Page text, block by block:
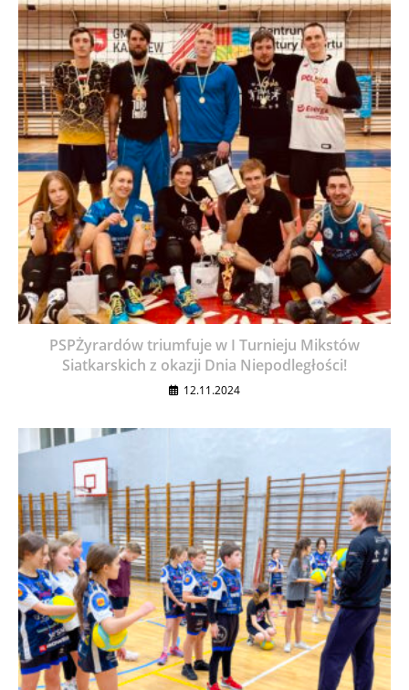
PSPŻyrardów triumfuje w I Turnieju Mikstów
Siatkarskich z okazji Dnia Niepodległości!
12.11.2024